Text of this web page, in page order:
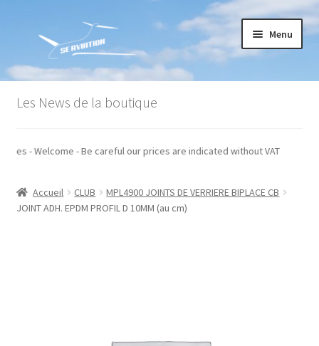
la
navigation
contenu
Menu
Accueil
Conditions générales de vente
Mon compte
Les News de la boutique
taxes - Welcome - Be careful our prices are indicated without VAT
Accueil CLUB
MPL4900 JOINTS DE VERRIERE BIPLACE CB
JOINT ADH. EPDM PROFIL D 10MM (au cm)